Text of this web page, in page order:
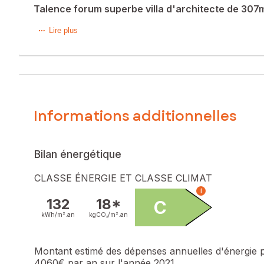
Talence forum superbe villa d'architecte de
Je vous présente, à Talence, dans un environnement
Développant 307 m², la propriété s'articule autour d'une
La villa propose une suite parentale au rez-de-chaussée
Le niveau inférieur dévoile un espace dédié aux loisirs
Les informations sur les risques auxquels ce bien est
Prix de vente : 1 500 000 €
Contactez votre conseiller SAFTI : Aurélie BONNIN, Tél. :
Lire plus
Informations additionnelles
Bilan énergétique
CLASSE ÉNERGIE ET CLASSE CLIMAT
132
kWh/m². an
18*
kgCO₂/m². an C
i
Montant estimé des dépenses annuelles d'énergie